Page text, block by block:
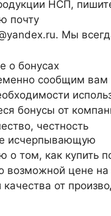
НСП,
почту
Мы
о бонусах
сообщим вам
бонусы от
честность
исчерпывающую
о том, как купить
возможной цене на
качества от